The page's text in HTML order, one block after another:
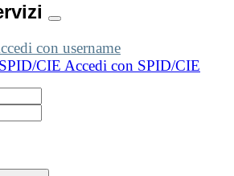
con username
CIE Accedi con SPID/CIE